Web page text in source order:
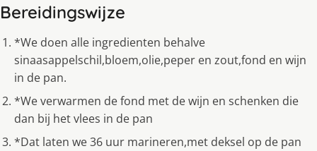
Bereidingswijze
*We doen alle ingredienten behalve
sinaasappelschil,bloem,olie,peper en zout,fond en wijn
in de pan.
*We verwarmen de fond met de wijn en schenken die
dan bij het vlees in de pan
*Dat laten we 36 uur marineren,met deksel op de pan